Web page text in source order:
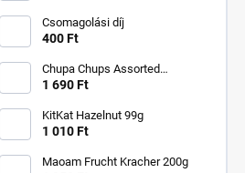
Csomagolási díj
400 Ft
Chupa Chups Assorted
Flavour Freeze Pops 540 ml
1 690 Ft
KitKat Hazelnut 99g
1 010 Ft
Maoam Frucht Kracher 200g